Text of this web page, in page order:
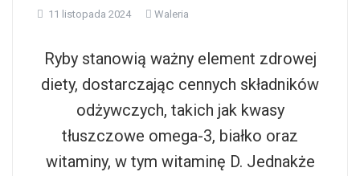
11 listopada 2024 Waleria
Ryby stanowią ważny element zdrowej
diety, dostarczając cennych składników
odżywczych, takich jak kwasy
tłuszczowe omega-3, białko oraz
witaminy, w tym witaminę D. Jednakże